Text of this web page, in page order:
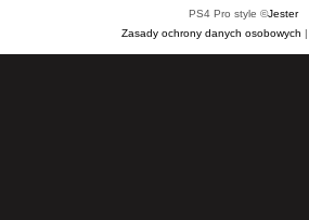
PS4 Pro style ©Jester
Zasady ochrony danych osobowych |